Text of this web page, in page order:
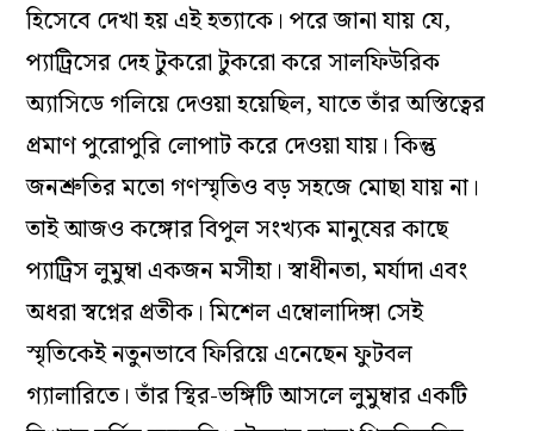
হিসেবে দেখা হয় এই হত্যাকে। পরে জানা যায় যে,
প্যাট্রিসের দেহ টুকরো টুকরো করে সালফিউরিক
অ্যাসিডে গলিয়ে দেওয়া হয়েছিল, যাতে তাঁর অস্তিত্বের
প্রমাণ পুরোপুরি লোপাট করে দেওয়া যায়। কিন্তু
জনশ্রুতির মতো গণস্মৃতিও বড় সহজে মোছা যায় না।
তাই আজও কঙ্গোর বিপুল সংখ্যক মানুষের কাছে
প্যাট্রিস লুমুম্বা একজন মসীহা। স্বাধীনতা, মর্যাদা এবং
অধরা স্বপ্নের প্রতীক। মিশেল এম্বোলাদিঙ্গা সেই
স্মৃতিকেই নতুনভাবে ফিরিয়ে এনেছেন ফুটবল
গ্যালারিতে। তাঁর স্থির-ভঙ্গিটি আসলে লুমুম্বার একটি